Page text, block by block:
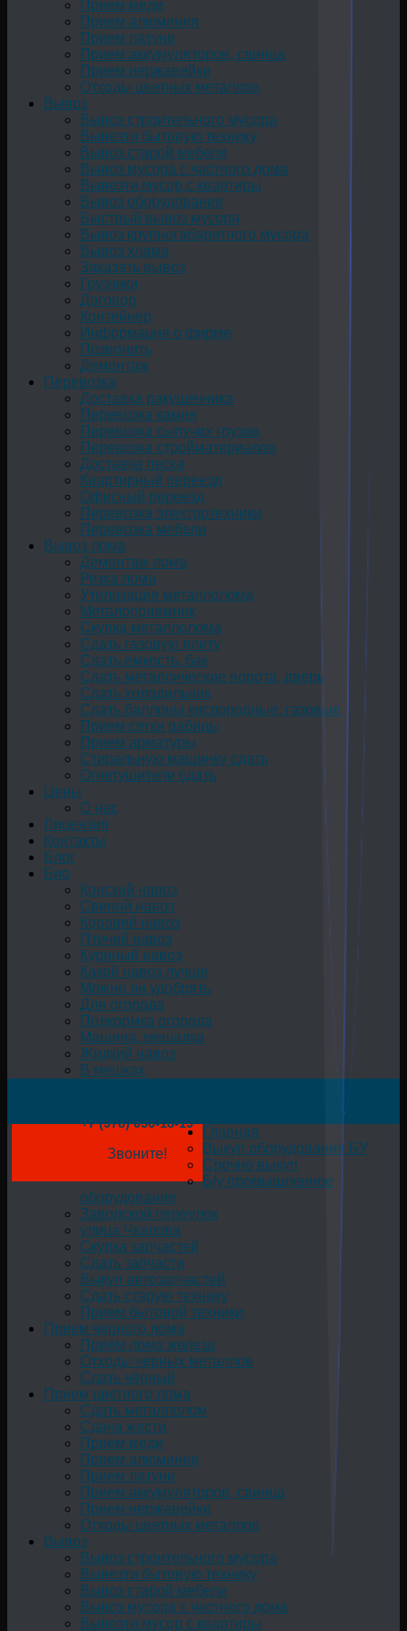
Прием меди
Прием алюминия
Прием латуни
Прием аккумуляторов, свинца
Прием нержавейки
Отходы цветных металлов
Вывоз
Вывоз строительного мусора
Вывезти бытовую технику
Вывоз старой мебели
Вывоз мусора с частного дома
Вывезти мусор с квартиры
Вывоз оборудования
Быстрый вывоз мусора
Вывоз крупногабаритного мусора
Вывоз хлама
Заказать вывоз
Грузчики
Договор
Контейнер
Информация о фирме
Позвонить
Демонтаж
Перевозка
Доставка ракушечника
Перевозка камня
Перевозка сыпучих грузов
Перевозка стройматериалов
Доставка песка
Квартирный переезд
Офисный переезд
Перевозка электротехники
Перевозка мебели
Вывоз лома
Демонтаж лома
Резка лома
Утилизация металлолома
Металоприемник
Скупка металлолома
Сдать газовую плиту
Сдать емкость, бак
Cдать металлические ворота, дверь
Сдать холодильник
Сдать баллоны кислородные, газовые
Прием сетки рабицы
Прием арматуры
Стиральную машинку сдать
Огнетушители сдать
Цены
О нас
Лицензия
Контакты
Блог
Био
Конский навоз
Свиной навоз
Коровий навоз
Птичий навоз
Куриный навоз
Какой навоз лучше
Можно ли удобрять
Для огорода
Подкормка огорода
Машина, мешалка
Жидкий навоз
В мешках
+7 (978) 050-18-19
Звоните!
Главная
Выкуп оборудования БУ
Срочно выкуп
Б/у промышленное
оборудование
Заводской переулок
улица Чкалова
Скупка запчастей
Сдать запчасти
Выкуп автозапчастей
Сдать старую технику
Прием бытовой техники
Прием черного лома
Приём лома железа
Отходы черных металлов
Сдать чёрный
Прием цветного лома
Сдать металлолом
Сдача жести
Прием меди
Прием алюминия
Прием латуни
Прием аккумуляторов, свинца
Прием нержавейки
Отходы цветных металлов
Вывоз
Вывоз строительного мусора
Вывезти бытовую технику
Вывоз старой мебели
Вывоз мусора с частного дома
Вывезти мусор с квартиры